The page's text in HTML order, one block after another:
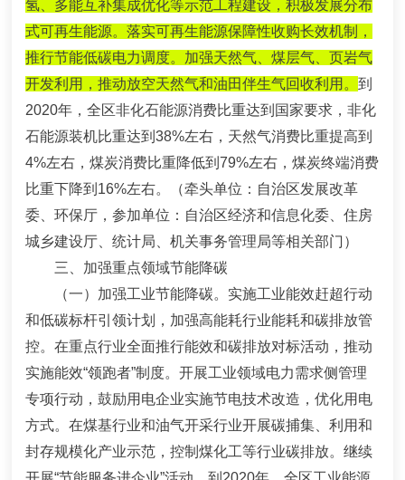
氢、多能互补集成优化等示范工程建设，积极发展分布
式可再生能源。落实可再生能源保障性收购长效机制，
推行节能低碳电力调度。加强天然气、煤层气、页岩气
开发利用，推动放空天然气和油田伴生气回收利用。到
2020年，全区非化石能源消费比重达到国家要求，非化
石能源装机比重达到38%左右，天然气消费比重提高到
4%左右，煤炭消费比重降低到79%左右，煤炭终端消费
比重下降到16%左右。
（牵头单位：自治区发展改革
委、环保厅，参加单位：自治区经济和信息化委、住房
城乡建设厅、统计局、机关事务管理局等相关部门）
三、加强重点领域节能降碳
（一）加强工业节能降碳。 实施工业能效赶超行动
和低碳标杆引领计划，加强高能耗行业能耗和碳排放管
控。在重点行业全面推行能效和碳排放对标活动，推动
实施能效“领跑者”制度。开展工业领域电力需求侧管理
专项行动，鼓励用电企业实施节电技术改造，优化用电
方式。在煤基行业和油气开采行业开展碳捕集、利用和
封存规模化产业示范，控制煤化工等行业碳排放。继续